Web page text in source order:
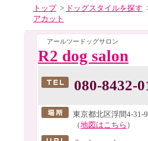
トップ> ドッグスタイルを探す
アカット
アールツードッグサロン
R2 dog salon
080-8432-
東京都北区浮間4-31-
（地図はこちら ）